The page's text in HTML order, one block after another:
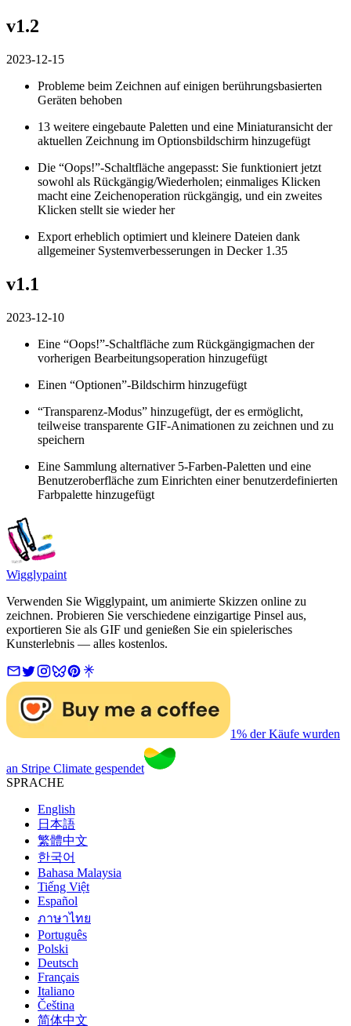
v1.2
2023-12-15
Probleme beim Zeichnen auf einigen berührungsbasierten
Geräten behoben
13 weitere eingebaute Paletten und eine Miniaturansicht der
aktuellen Zeichnung im Optionsbildschirm hinzugefügt
Die “Oops!”-Schaltfläche angepasst: Sie funktioniert jetzt
sowohl als Rückgängig/Wiederholen; einmaliges Klicken
macht eine Zeichenoperation rückgängig, und ein zweites
Klicken stellt sie wieder her
Export erheblich optimiert und kleinere Dateien dank
allgemeiner Systemverbesserungen in Decker 1.35
v1.1
2023-12-10
Eine “Oops!”-Schaltfläche zum Rückgängigmachen der
vorherigen Bearbeitungsoperation hinzugefügt
Einen “Optionen”-Bildschirm hinzugefügt
“Transparenz-Modus” hinzugefügt, der es ermöglicht,
teilweise transparente GIF-Animationen zu zeichnen und zu
speichern
Eine Sammlung alternativer 5-Farben-Paletten und eine
Benutzeroberfläche zum Einrichten einer benutzerdefinierten
Farbpalette hinzugefügt
Wigglypaint
Verwenden Sie Wigglypaint, um animierte Skizzen online zu
zeichnen. Probieren Sie verschiedene einzigartige Pinsel aus,
exportieren Sie als GIF und genießen Sie ein spielerisches
Kunsterlebnis — alles kostenlos.
1% der Käufe wurden
an Stripe Climate gespendet
SPRACHE
English
日本語
繁體中文
한국어
Bahasa Malaysia
Tiếng Việt
Español
ภาษาไทย
Português
Polski
Deutsch
Français
Italiano
Čeština
简体中文